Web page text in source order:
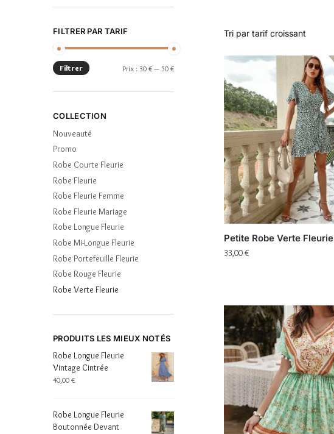
Petite Robe Verte Fleurie
33,00€
FILTRER PAR TARIF
Filtrer Prix : 30 €— 50 €
COLLECTION
Nouveauté
Promo
Robe Courte Fleurie
Robe Fleurie
Robe Fleurie Femme
Robe Fleurie Mariage
Robe Longue Fleurie
Robe Mi-Longue Fleurie
Robe Portefeuille Fleurie
Robe Rouge Fleurie
Robe Verte Fleurie
PRODUITS LES MIEUX NOTÉS
Robe Longue Fleurie
Vintage Cintrée
40,00 €
Robe Longue Fleurie
Boutonnée Devant